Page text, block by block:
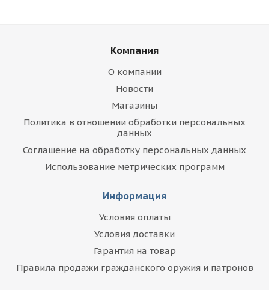
Компания
О компании
Новости
Магазины
Политика в отношении обработки персональных
данных
Соглашение на обработку персональных данных
Использование метрических программ
Информация
Условия оплаты
Условия доставки
Гарантия на товар
Правила продажи гражданского оружия и патронов